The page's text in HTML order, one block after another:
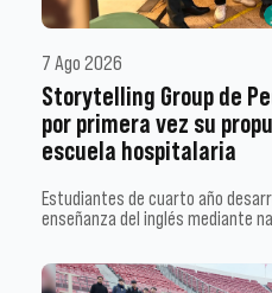
7 Ago 2026
Storytelling Group de
por primera vez su
escuela hospitalaria
Estudiantes de cuarto año
enseñanza del inglés mediante